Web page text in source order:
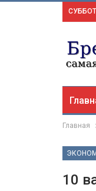
Главная
10